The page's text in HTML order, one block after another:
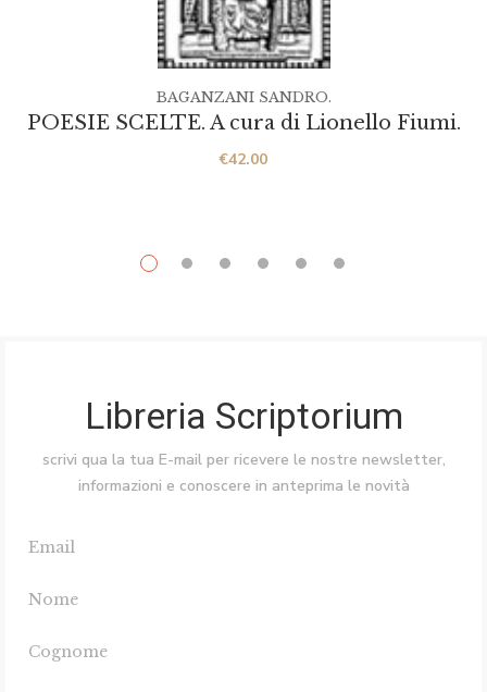
POESIE SCELTE. A cura di Lionello Fiumi.
€42.00
BAGANZANI SANDRO.
Libreria Scriptorium
scrivi qua la tua E-mail per ricevere le nostre newsletter,
informazioni e conoscere in anteprima le novità